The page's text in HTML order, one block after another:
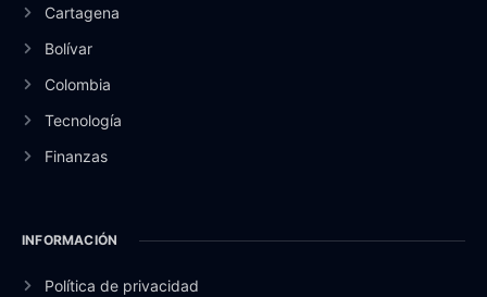
Cartagena
Bolívar
Colombia
Tecnología
Finanzas
INFORMACIÓN
Política de privacidad